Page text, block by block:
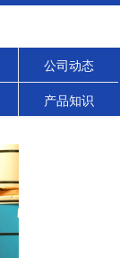
公司动态
产品知识